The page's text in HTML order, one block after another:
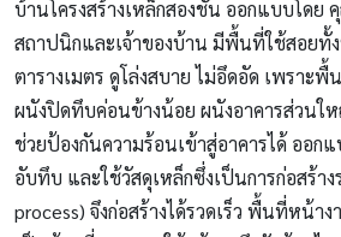
บ้านโครงสร้างเหล็กสองชั้น ออกแบบโดย
สถาปนิกและเจ้าของบ้าน มีพื้นที่ใช้สอยทั้
ตารางเมตร ดูโล่งสบาย ไม่อึดอัด เพราะ
ผนังปิดทึบค่อนข้างน้อย ผนังอาคารส่วนใ
ช่วยป้องกันความร้อนเข้าสู่อาคารได้ ออก
อับทึบ และใช้วัสดุเหล็กซึ่งเป็นการก่อสร้า
process) จึงก่อสร้างได้รวดเร็ว พื้นที่หน้าง